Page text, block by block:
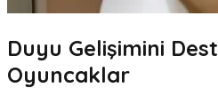
Duyu Gelişimini
Oyuncaklar